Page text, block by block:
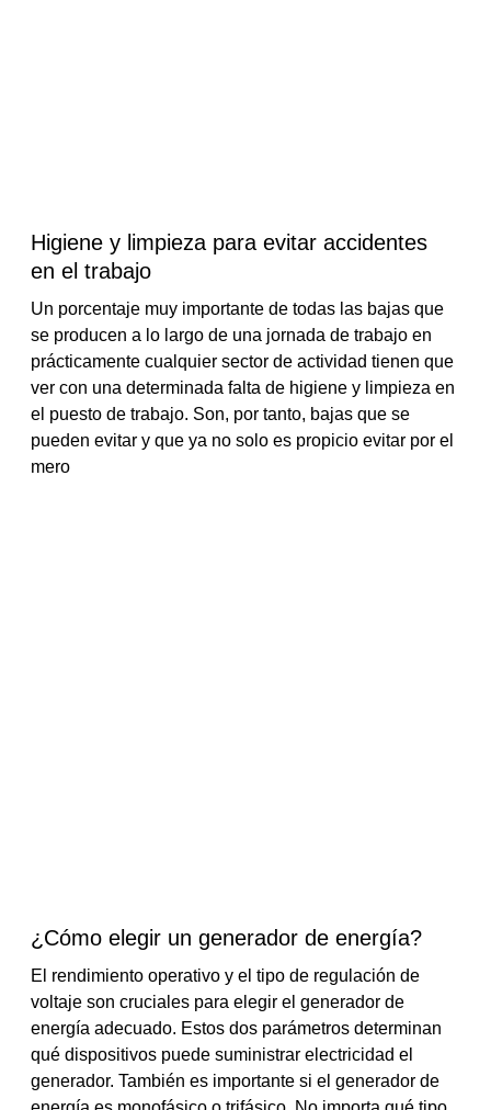
Higiene y limpieza para evitar accidentes
en el trabajo
Un porcentaje muy importante de todas las bajas que
se producen a lo largo de una jornada de trabajo en
prácticamente cualquier sector de actividad tienen que
ver con una determinada falta de higiene y limpieza en
el puesto de trabajo. Son, por tanto, bajas que se
pueden evitar y que ya no solo es propicio evitar por el
mero
¿Cómo elegir un generador de energía?
El rendimiento operativo y el tipo de regulación de
voltaje son cruciales para elegir el generador de
energía adecuado. Estos dos parámetros determinan
qué dispositivos puede suministrar electricidad el
generador. También es importante si el generador de